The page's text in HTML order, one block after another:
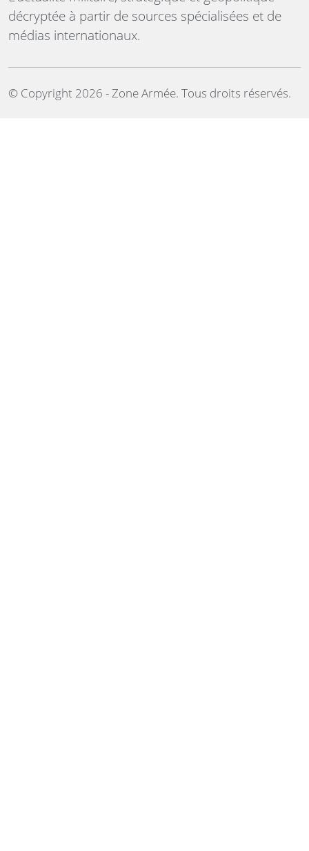
décryptée à partir de sources spécialisées et de
médias internationaux.
©️ Copyright 2026 - Zone Armée. Tous droits réservés.